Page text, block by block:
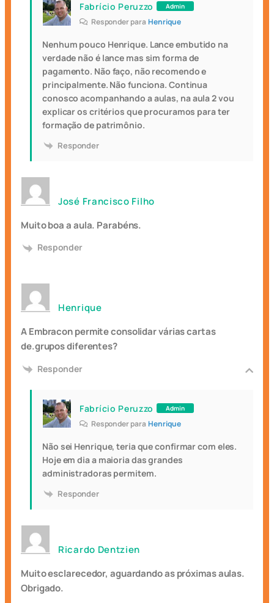
Fabrício Peruzzo Admin
Responder paraHenrique
Nenhum pouco Henrique. Lance embutido na
verdade não é lance mas sim forma de
pagamento. Não faço, não recomendo e
principalmente. Não funciona. Continua
conosco acompanhando a aulas, na aula 2 vou
explicar os critérios que procuramos para ter
formação de patrimônio.
Responder
José Francisco Filho
Muito boa a aula. Parabéns.
Responder
Henrique
A Embracon permite consolidar várias cartas
de.grupos diferentes?
Responder
Fabrício Peruzzo Admin
Responder paraHenrique
Não sei Henrique, teria que confirmar com eles.
Hoje em dia a maioria das grandes
administradoras permitem.
Responder
Ricardo Dentzien
Muito esclarecedor, aguardando as próximas aulas.
Obrigado.